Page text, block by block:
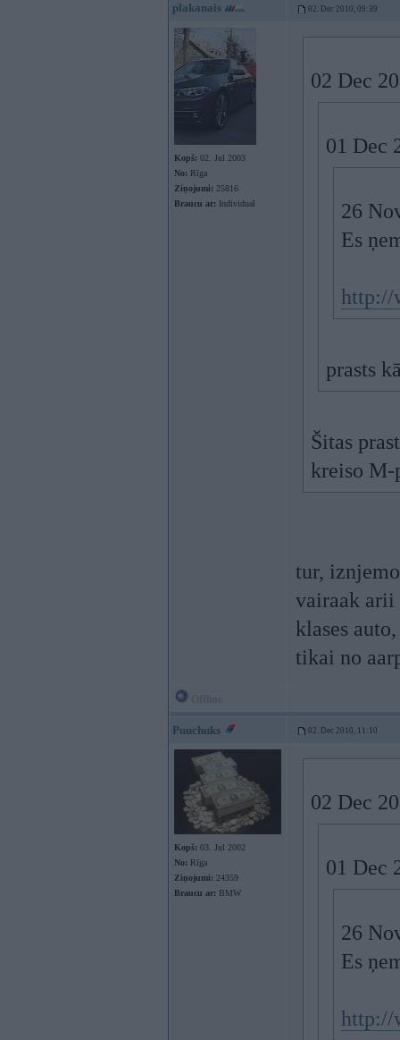
plakanais 02. Dec 2010, 09:39
Kopš: 02. Jul 2003
No: Rīga
Ziņojumi: 25816
Braucu ar: Individual
02 Dec
01 Dec
26
Es
http://
prasts
Šitas
kreiso
tur,
vairaak arii
klases
tikai no
Puuchuks 02. Dec 2010, 11:10
Kopš: 03. Jul 2002
No: Rīga
Ziņojumi: 24359
Braucu ar: BMW
02 Dec
01 Dec
26
Es
http://